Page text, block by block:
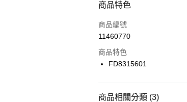
合作金庫商業銀行
華南商業銀行
上海商業儲蓄銀行
國泰世華商業銀行
聯邦商業銀行
LINE Pay
Apple Pay
商品特色
商品編號
11460770
商品特色
FD8315601
商品相關分類 (3)